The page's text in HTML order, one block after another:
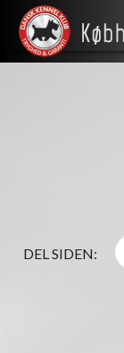
DEL SIDEN: